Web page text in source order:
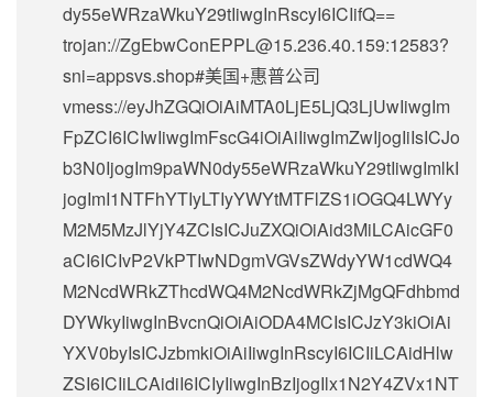
dy55eWRzaWkuY29tIiwgInRscyI6ICIifQ==
trojan://ZgEbwConEPPL@15.236.40.159:12583?
sni=appsvs.shop#美国+惠普公司
vmess://eyJhZGQiOiAiMTA0LjE5LjQ3LjUwIiwgIm
FpZCI6ICIwIiwgImFscG4iOiAiIiwgImZwIjogIiIsICJo
b3N0IjogIm9paWN0dy55eWRzaWkuY29tIiwgImlkI
jogImI1NTFhYTIyLTIyYWYtMTFlZS1iOGQ4LWYy
M2M5MzJlYjY4ZCIsICJuZXQiOiAid3MiLCAicGF0
aCI6ICIvP2VkPTIwNDgmVGVsZWdyYW1cdWQ4
M2NcdWRkZThcdWQ4M2NcdWRkZjMgQFdhbmd
DYWkyIiwgInBvcnQiOiAiODA4MCIsICJzY3kiOiAi
YXV0byIsICJzbmkiOiAiIiwgInRscyI6ICIiLCAidHlw
ZSI6ICIiLCAidiI6ICIyIiwgInBzIjogIlx1N2Y4ZVx1NT